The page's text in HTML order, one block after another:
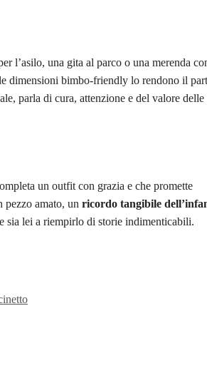
l’asilo, una gita al parco o una merenda
dimensioni bimbo-friendly lo rendono il
parla di cura, attenzione e del valore delle
un outfit con grazia e che promette
pezzo amato, un ricordo tangibile
sia lei a riempirlo di storie indimenticabili.